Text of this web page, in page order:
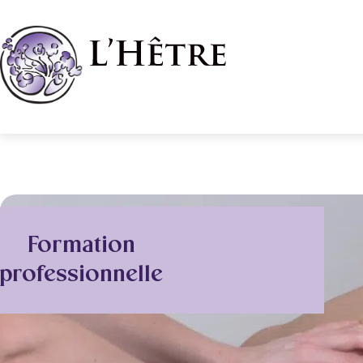
Formation
professionnelle